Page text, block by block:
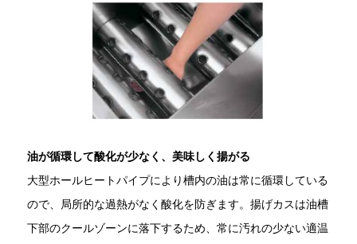
油が循環して酸化が少なく、美味しく揚がる
大型ホールヒートパイプにより槽内の油は常に循環している
ので、局所的な過熱がなく酸化を防ぎます。揚げカスは油槽
下部のクールゾーンに落下するため、常に汚れの少ない適温